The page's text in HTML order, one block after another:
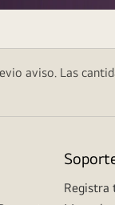
aviso. Las
Registra